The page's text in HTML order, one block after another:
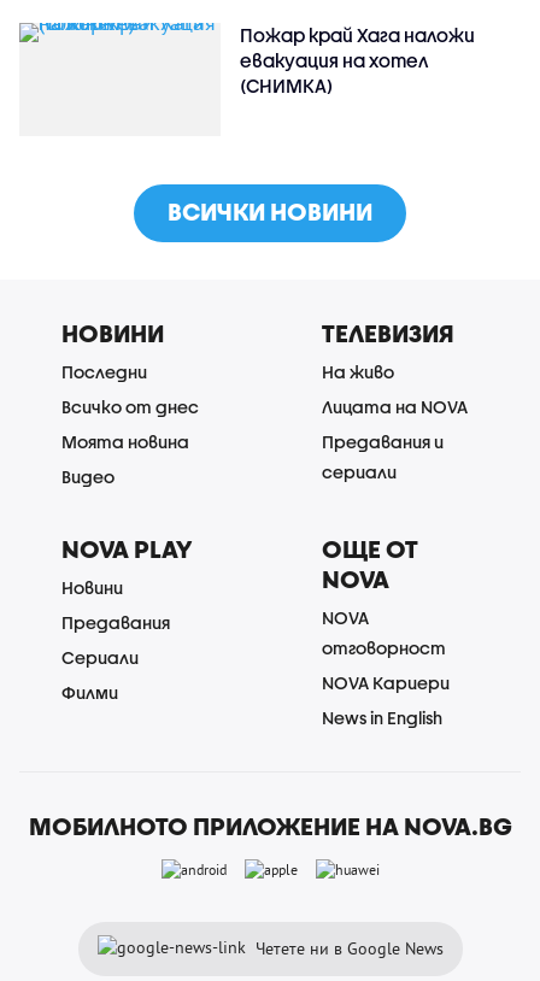
Пожар край Хага наложи
евакуация на хотел
(СНИМКА)
ВСИЧКИ НОВИНИ
НОВИНИ
Последни
Всичко от днес
Моята новина
Видео
ТЕЛЕВИЗИЯ
На живо
Лицата на NOVA
Предавания и
сериали
NOVA PLAY
Новини
Предавания
Сериали
Филми
ОЩЕ ОТ
NOVA
NOVA
отговорност
NOVA Кариери
News in English
МОБИЛНОТО ПРИЛОЖЕНИЕ НА NOVA.BG
Четете ни в Google News